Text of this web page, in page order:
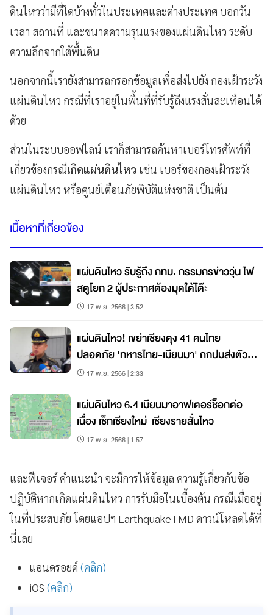
ดินไหวว่ามีที่ใดบ้างทั่วในประเทศและต่างประเทศ บอกวัน
เวลา สถานที่ และขนาดความรุนแรงของแผ่นดินไหว ระดับ
ความลึกจากใต้พื้นดิน
นอกจากนี้เรายังสามารถกรอกข้อมูลเพื่อส่งไปยัง กองเฝ้าระวัง
แผ่นดินไหว กรณีที่เราอยู่ในพื้นที่ที่รับรู้ถึงแรงสั่นสะเทือนได้
ด้วย
ส่วนในระบบออฟไลน์ เราก็สามารถค้นหาเบอร์โทรศัพท์ที่
เกี่ยวข้องกรณีเกิดแผ่นดินไหว เช่น เบอร์ของกองเฝ้าระวัง
แผ่นดินไหว หรือศูนย์เตือนภัยพิบัติแห่งชาติ เป็นต้น
เนื้อหาที่เกี่ยวข้อง
แผ่นดินไหว รับรู้ถึง กทม. กรรมกรข่าววุ่น ไฟ
สตูโยก 2 ผู้ประกาศต้องมุดใต้โต๊ะ
17 พ.ย. 2566 | 3:52
แผ่นดินไหว! เขย่าเชียงตุง 41 คนไทย
ปลอดภัย 'ทหารไทย-เมียนมา' ถกปมส่งตัว
ช้า 17 พ.ย. 2566 | 2:33
แผ่นดินไหว 6.4 เมียนมาอาฟเตอร์ช็อกต่อ
เนื่อง เช็กเชียงใหม่-เชียงรายสั่นไหว
17 พ.ย. 2566 | 1:57
และฟีเจอร์ คำแนะนำ จะมีการให้ข้อมูล ความรู้เกี่ยวกับข้อ
ปฏิบัติหากเกิดแผ่นดินไหว การรับมือในเบื้องต้น กรณีเมื่ออยู่
ในที่ประสบภัย โดยแอปฯ EarthquakeTMD ดาวน์โหลดได้ที่
นี่เลย
แอนดรอยด์ (คลิก)
iOS (คลิก)